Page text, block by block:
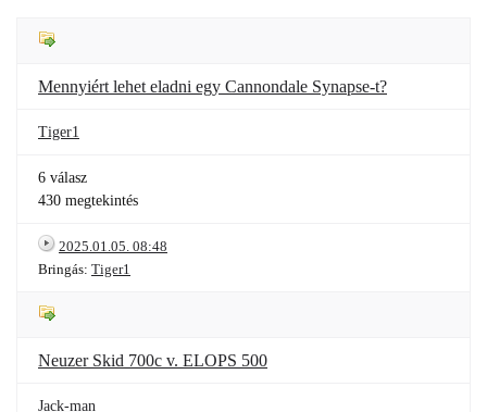
Mennyiért lehet eladni egy Cannondale Synapse-t?
Tiger1
6 válasz
430 megtekintés
2025.01.05. 08:48
Bringás: Tiger1
Neuzer Skid 700c v. ELOPS 500
Jack-man